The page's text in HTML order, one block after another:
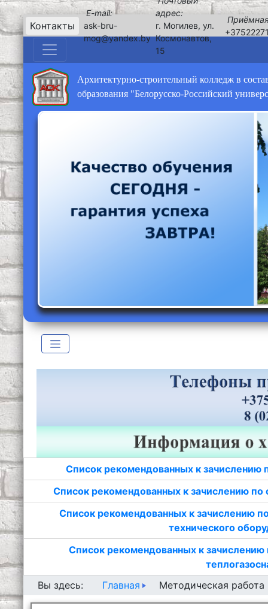
Контакты
E-mail:
ask-bru-
mog@yandex.by
адрес:
г. Могилев, ул.
Космонавтов,
15
Архитектурно-строительный колледж в
образования "Белорусско-Российский
Список рекомендованных к зачислению
Список рекомендованных к зачислению
Список рекомендованных к зачислению
технического
Список рекомендованных к
Вы здесь:
Главная Методическая работа